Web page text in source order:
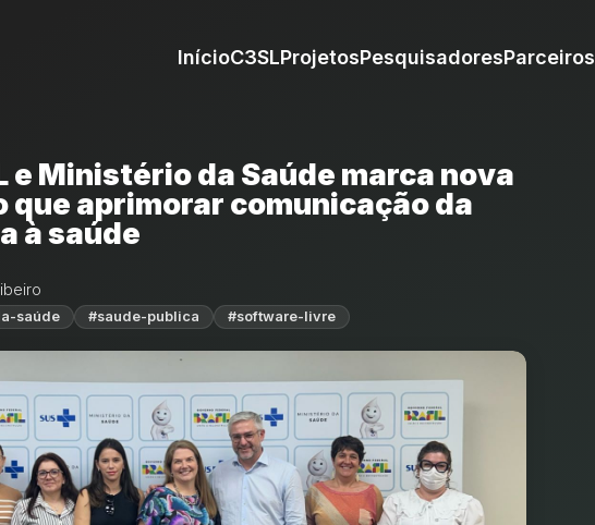
InícioC3SLProjetosPesquisadoresParceiros
e Ministério da Saúde marca nova
que aprimorar comunicação da
à saúde
saúde #saude-publica #software-livre